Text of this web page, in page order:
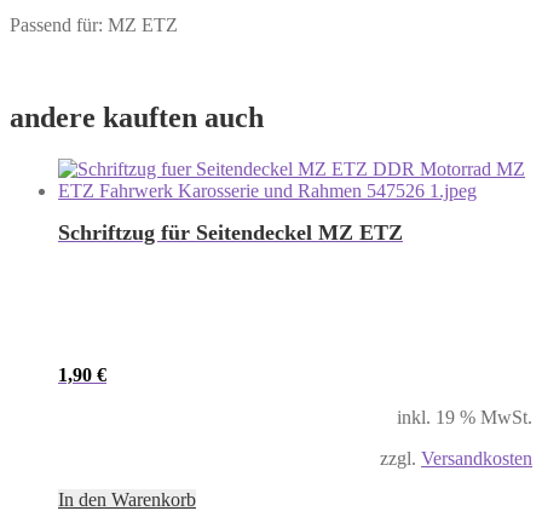
Passend für: MZ ETZ
andere kauften auch
Schriftzug für Seitendeckel MZ ETZ
1,90 €
inkl. 19 % MwSt.
zzgl. Versandkosten
In den Warenkorb